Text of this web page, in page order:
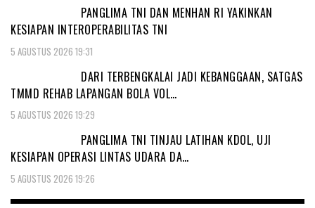
PANGLIMA TNI DAN MENHAN RI YAKINKAN
KESIAPAN INTEROPERABILITAS TNI
5 AGUSTUS 2026 19:31
DARI TERBENGKALAI JADI KEBANGGAAN, SATGAS
TMMD REHAB LAPANGAN BOLA VOL…
5 AGUSTUS 2026 19:29
PANGLIMA TNI TINJAU LATIHAN KDOL, UJI
KESIAPAN OPERASI LINTAS UDARA DA…
5 AGUSTUS 2026 19:26